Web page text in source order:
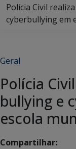
Polícia Civil
cyberbullying em
Geral
Polícia
bullying e
escola
Compartilhar: